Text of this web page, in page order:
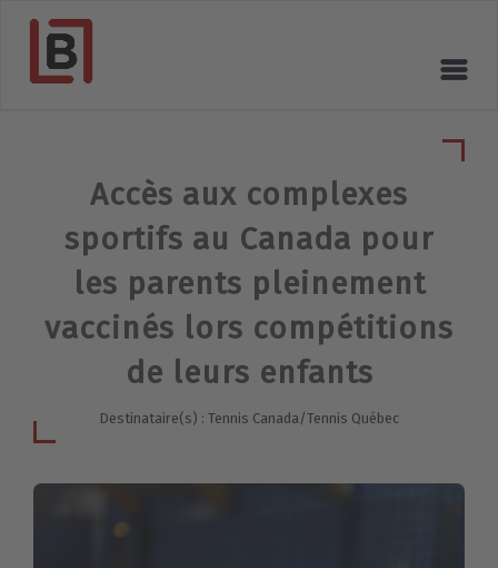
Accès aux complexes
sportifs au Canada pour
les parents pleinement
vaccinés lors compétitions
de leurs enfants
Destinataire(s) : Tennis Canada/Tennis Québec